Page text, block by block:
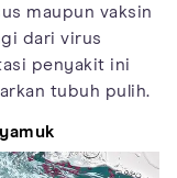
maupun vaksin
dari virus
penyakit ini
tubuh pulih.